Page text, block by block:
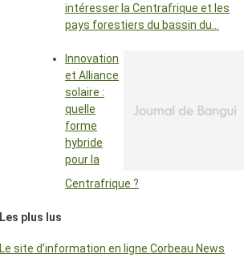
intéresser la Centrafrique et les
pays forestiers du bassin du…
Innovation
et Alliance
solaire :
quelle
forme
hybride
pour la
Centrafrique ?
Les plus lus
Le site d’information en ligne Corbeau News